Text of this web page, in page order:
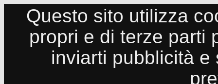
Questo sito utilizza
propri e di terze parti
inviarti pubblicità